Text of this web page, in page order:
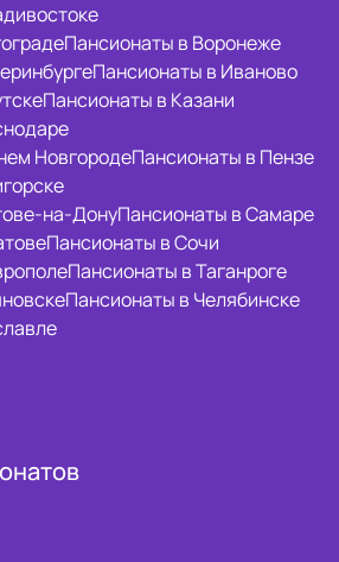
Пансионаты в Воронеже
Пансионаты в Иваново
Пансионаты в Казани
НовгородеПансионаты в Пензе
на-ДонуПансионаты в Самаре
Пансионаты в Сочи
Пансионаты в Таганроге
Пансионаты в Челябинске